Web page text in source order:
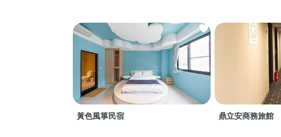
黃色風箏民宿 鼎立安商務旅館